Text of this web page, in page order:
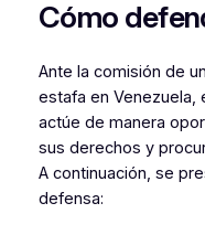
Cómo
Ante la comisión de
estafa en Venezuela,
actúe de manera
sus derechos y
A continuación, se
defensa: